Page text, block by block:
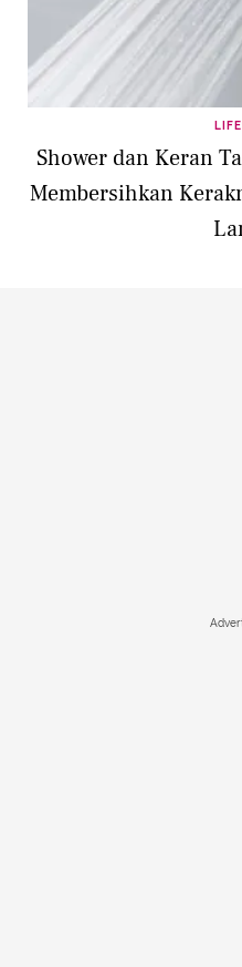
Shower dan Keran
Membersihkan